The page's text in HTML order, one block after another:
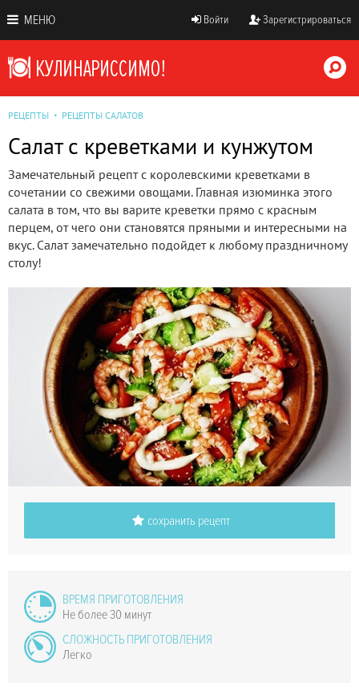
МЕНЮ Войти Зарегистрироваться
РЕЦЕПТЫ РЕЦЕПТЫ САЛАТОВ
Салат с креветками и кунжутом
Замечательный рецепт с королевскими креветками в
сочетании со свежими овощами. Главная изюминка этого
салата в том, что вы варите креветки прямо с красным
перцем, от чего они становятся пряными и интересными на
вкус. Салат замечательно подойдет к любому праздничному
столу!
сохранить рецепт
ВРЕМЯ ПРИГОТОВЛЕНИЯ
Не более 30 минут
СЛОЖНОСТЬ ПРИГОТОВЛЕНИЯ
Легко